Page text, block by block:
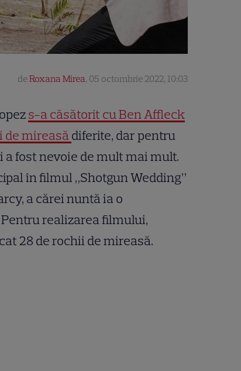
deRoxana Mirea, 05 octombrie 2022, 10:03
s-a căsătorit cu Ben Affleck
de mireasădiferite, dar pentru
fost nevoie de mult mai mult.
în filmul „Shotgun Wedding”
a cărei nuntă ia o
realizarea filmului,
28 de rochii de mireasă.